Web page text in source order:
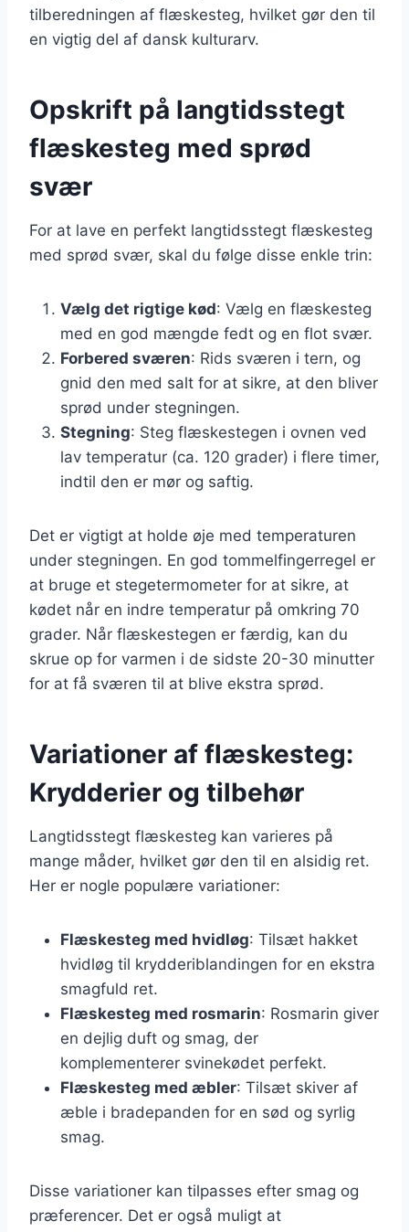
tilberedningen af flæskesteg, hvilket gør den til
en vigtig del af dansk kulturarv.
Opskrift på langtidsstegt
flæskesteg med sprød
svær
For at lave en perfekt langtidsstegt flæskesteg
med sprød svær, skal du følge disse enkle trin:
Vælg det rigtige kød: Vælg en flæskesteg
med en god mængde fedt og en flot svær.
Forbered sværen: Rids sværen i tern, og
gnid den med salt for at sikre, at den bliver
sprød under stegningen.
Stegning: Steg flæskestegen i ovnen ved
lav temperatur (ca. 120 grader) i flere timer,
indtil den er mør og saftig.
Det er vigtigt at holde øje med temperaturen
under stegningen. En god tommelfingerregel er
at bruge et stegetermometer for at sikre, at
kødet når en indre temperatur på omkring 70
grader. Når flæskestegen er færdig, kan du
skrue op for varmen i de sidste 20-30 minutter
for at få sværen til at blive ekstra sprød.
Variationer af flæskesteg:
Krydderier og tilbehør
Langtidsstegt flæskesteg kan varieres på
mange måder, hvilket gør den til en alsidig ret.
Her er nogle populære variationer:
Flæskesteg med hvidløg: Tilsæt hakket
hvidløg til krydderiblandingen for en ekstra
smagfuld ret.
Flæskesteg med rosmarin: Rosmarin giver
en dejlig duft og smag, der
komplementerer svinekødet perfekt.
Flæskesteg med æbler: Tilsæt skiver af
æble i bradepanden for en sød og syrlig
smag.
Disse variationer kan tilpasses efter smag og
præferencer. Det er også muligt at